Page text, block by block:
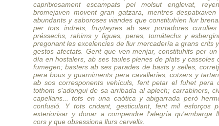
capritxosament escampats pel molsut englevat,
bromejaven movent gran gatzara, mentres despatxaven
abundants y saboroses viandes que constituhíen llur
per tots indrets, fruytayres ab ses portadores
préssechs, rahims y figues, peres, tomátechs y
pregonant les excelencies de llur mercadería a grans crits
gestos afectats. Gent que ven menjar, constituhits per un
día en hostalers, ab ses taules plenes de plats y cassoles
fumegen; basters ab ses parades de basts y selles,
pera bous y guarniments pera cavalleríes; cotxers y
ab sos corresponents vehículs, fent petar el fuhet pera
tothom s'adongui de sa arribada al aplech; carrabiners,
capellans... tots en una caótica y abigarrada peró
confusió. Y tots cridant, gesticulant, fent mil esforços
exteriorisar y donar a compendre l'alegría qu'embarga
cors y que obsessiona llurs cervells.